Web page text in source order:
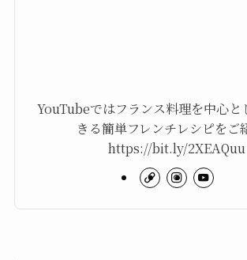
YouTubeではフランス料理を中心と
きる簡単フレンチレシピをご
https://bit.ly/2XEAQuu